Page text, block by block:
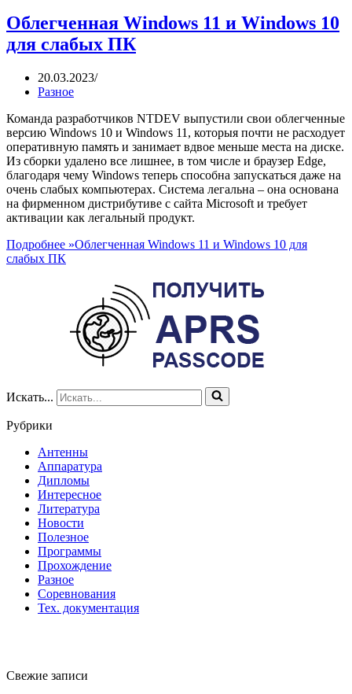
Облегченная Windows 11 и Windows 10
для слабых ПК
20.03.2023
Разное
Команда разработчиков NTDEV выпустили свои облегченные
версию Windows 10 и Windows 11, которыя почти не расходует
оперативную память и занимает вдвое меньше места на диске.
Из сборки удалено все лишнее, в том числе и браузер Edge,
благодаря чему Windows теперь способна запускаться даже на
очень слабых компьютерах. Система легальна – она основана
на фирменном дистрибутиве с сайта Microsoft и требует
активации как легальный продукт.
Подробнее »Облегченная Windows 11 и Windows 10 для
слабых ПК
Искать...
Рубрики
Антенны
Аппаратура
Дипломы
Интересное
Литература
Новости
Полезное
Программы
Прохождение
Разное
Соревнования
Тех. документация
Свежие записи